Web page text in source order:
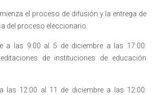
el proceso de difusión y la entrega de
del proceso eleccionario.
a las 9:00 al 5 de diciembre a las 17:00:
de instituciones de educación
las 12:00 al 11 de diciembre a las 12:00: